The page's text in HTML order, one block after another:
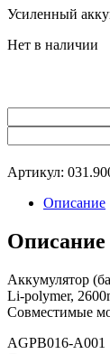
Усиленный
Нет в наличии
Артикул:
Описание
Описание
Аккумулятор
Li-polymer,
Совместимые
AGPB016-A001